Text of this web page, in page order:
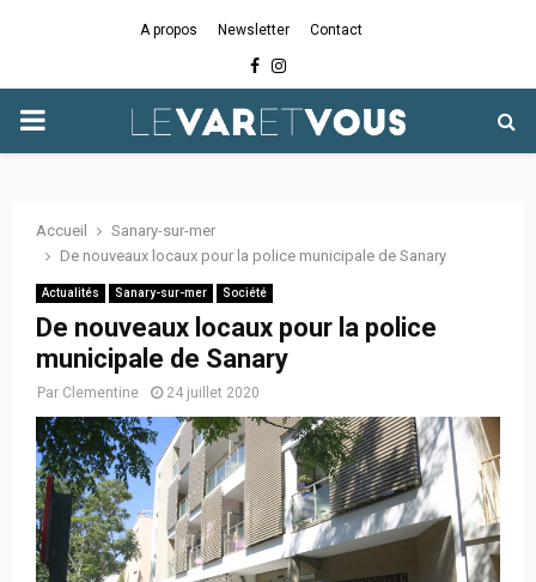
A propos Newsletter Contact
Facebook
Instagram
PRIMARY
Accueil
Sanary-sur-mer
De nouveaux locaux pour la police municipale de Sanary
Actualités Sanary-sur-mer Société
De nouveaux locaux pour la police
municipale de Sanary
Par Clementine 24 juillet 2020